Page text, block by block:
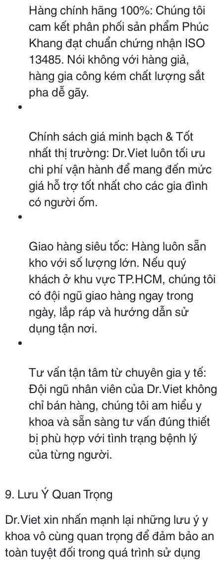
Hàng chính hãng 100%: Chúng tôi
cam kết phân phối sản phẩm Phúc
Khang đạt chuẩn chứng nhận ISO
13485. Nói không với hàng giả,
hàng gia công kém chất lượng sắt
pha dễ gãy.
Chính sách giá minh bạch & Tốt
nhất thị trường: Dr.Viet luôn tối ưu
chi phí vận hành để mang đến mức
giá hỗ trợ tốt nhất cho các gia đình
có người ốm.
Giao hàng siêu tốc: Hàng luôn sẵn
kho với số lượng lớn. Nếu quý
khách ở khu vực TP.HCM, chúng tôi
có đội ngũ giao hàng ngay trong
ngày, lắp ráp và hướng dẫn sử
dụng tận nơi.
Tư vấn tận tâm từ chuyên gia y tế:
Đội ngũ nhân viên của Dr.Viet không
chỉ bán hàng, chúng tôi am hiểu y
khoa và sẵn sàng tư vấn đúng thiết
bị phù hợp với tình trạng bệnh lý
của từng người.
9. Lưu Ý Quan Trọng
Dr.Viet xin nhấn mạnh lại những lưu ý y
khoa vô cùng quan trọng để đảm bảo an
toàn tuyệt đối trong quá trình sử dụng